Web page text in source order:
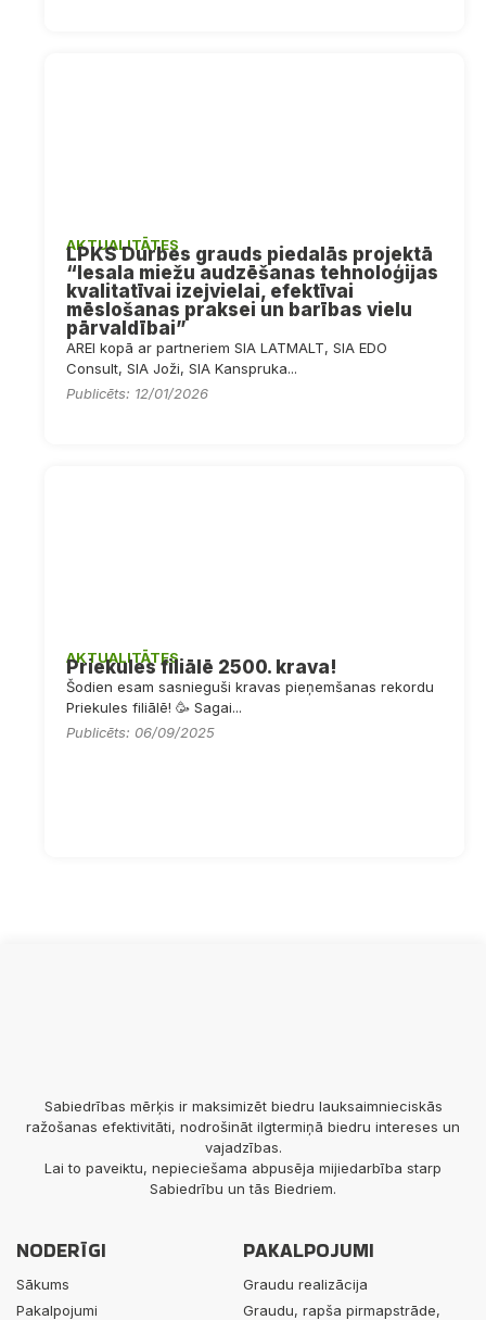
AKTUALITĀTES
LPKS Durbes grauds piedalās projektā
“Iesala miežu audzēšanas tehnoloģijas
kvalitatīvai izejvielai, efektīvai
mēslošanas praksei un barības vielu
pārvaldībai”
AREI kopā ar partneriem SIA LATMALT, SIA EDO
Consult, SIA Joži, SIA Kanspruka...
Publicēts: 12/01/2026
AKTUALITĀTES
Priekules filiālē 2500. krava!
Šodien esam sasnieguši kravas pieņemšanas rekordu
Priekules filiālē! 🥳 Sagai...
Publicēts: 06/09/2025
Sabiedrības mērķis ir maksimizēt biedru lauksaimnieciskās
ražošanas efektivitāti, nodrošināt ilgtermiņā biedru intereses un
vajadzības.
Lai to paveiktu, nepieciešama abpusēja mijiedarbība starp
Sabiedrību un tās Biedriem.
NODERĪGI
Sākums
Pakalpojumi
PAKALPOJUMI
Graudu realizācija
Graudu, rapša pirmapstrāde,